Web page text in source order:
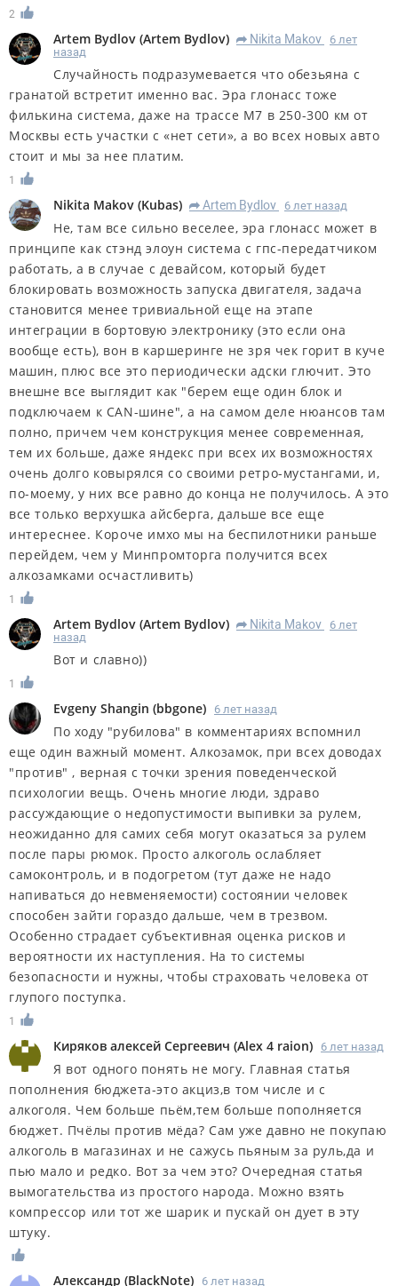
2
Artem Bydlov (Artem Bydlov) R Nikita Makov
6 лет
назад
Случайность подразумевается что обезьяна с
гранатой встретит именно вас. Эра глонасс тоже
филькина система, даже на трассе М7 в 250-300 км от
Москвы есть участки с «нет сети», а во всех новых авто
стоит и мы за нее платим.
1
Nikita Makov (Kubas) R Artem Bydlov 6 лет назад
Не, там все сильно веселее, эра глонасс может в
принципе как стэнд элоун система с гпс-передатчиком
работать, а в случае с девайсом, который будет
блокировать возможность запуска двигателя, задача
становится менее тривиальной еще на этапе
интеграции в бортовую электронику (это если она
вообще есть), вон в каршеринге не зря чек горит в куче
машин, плюс все это периодически адски глючит. Это
внешне все выглядит как "берем еще один блок и
подключаем к CAN-шине", а на самом деле нюансов там
полно, причем чем конструкция менее современная,
тем их больше, даже яндекс при всех их возможностях
очень долго ковырялся со своими ретро-мустангами, и,
по-моему, у них все равно до конца не получилось. А это
все только верхушка айсберга, дальше все еще
интереснее. Короче имхо мы на беспилотники раньше
перейдем, чем у Минпромторга получится всех
алкозамками осчастливить)
1
Artem Bydlov (Artem Bydlov) R Nikita Makov
6 лет
назад
Вот и славно))
1
Evgeny Shangin (bbgone) 6 лет назад
По ходу "рубилова" в комментариях вспомнил
еще один важный момент. Алкозамок, при всех доводах
"против" , верная с точки зрения поведенческой
психологии вещь. Очень многие люди, здраво
рассуждающие о недопустимости выпивки за рулем,
неожиданно для самих себя могут оказаться за рулем
после пары рюмок. Просто алкоголь ослабляет
самоконтроль, и в подогретом (тут даже не надо
напиваться до невменяемости) состоянии человек
способен зайти гораздо дальше, чем в трезвом.
Особенно страдает субъективная оценка рисков и
вероятности их наступления. На то системы
безопасности и нужны, чтобы страховать человека от
глупого поступка.
1
Киряков алексей Сергеевич (Alex 4 raion) 6 лет назад
Я вот одного понять не могу. Главная статья
пополнения бюджета-это акциз,в том числе и с
алкоголя. Чем больше пьём,тем больше пополняется
бюджет. Пчёлы против мёда? Сам уже давно не покупаю
алкоголь в магазинах и не сажусь пьяным за руль,да и
пью мало и редко. Вот за чем это? Очередная статья
вымогательства из простого народа. Можно взять
компрессор или тот же шарик и пускай он дует в эту
штуку.
Александр (BlackNote) 6 лет назад